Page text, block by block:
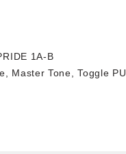
1A-B
Master Tone, Toggle PU